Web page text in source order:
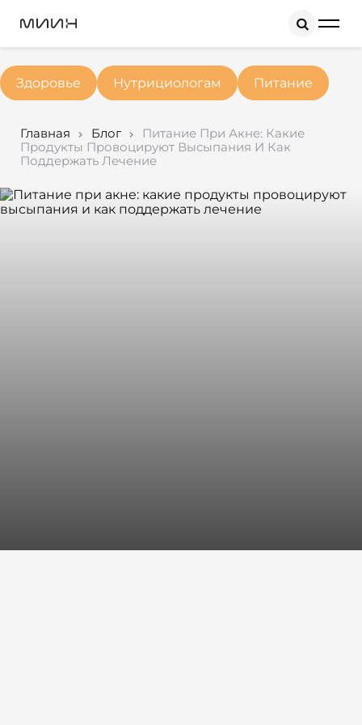
Здоровье Нутрициологам Питание
Главная Блог
Питание При Акне: Какие
Продукты Провоцируют Высыпания И Как
Поддержать Лечение